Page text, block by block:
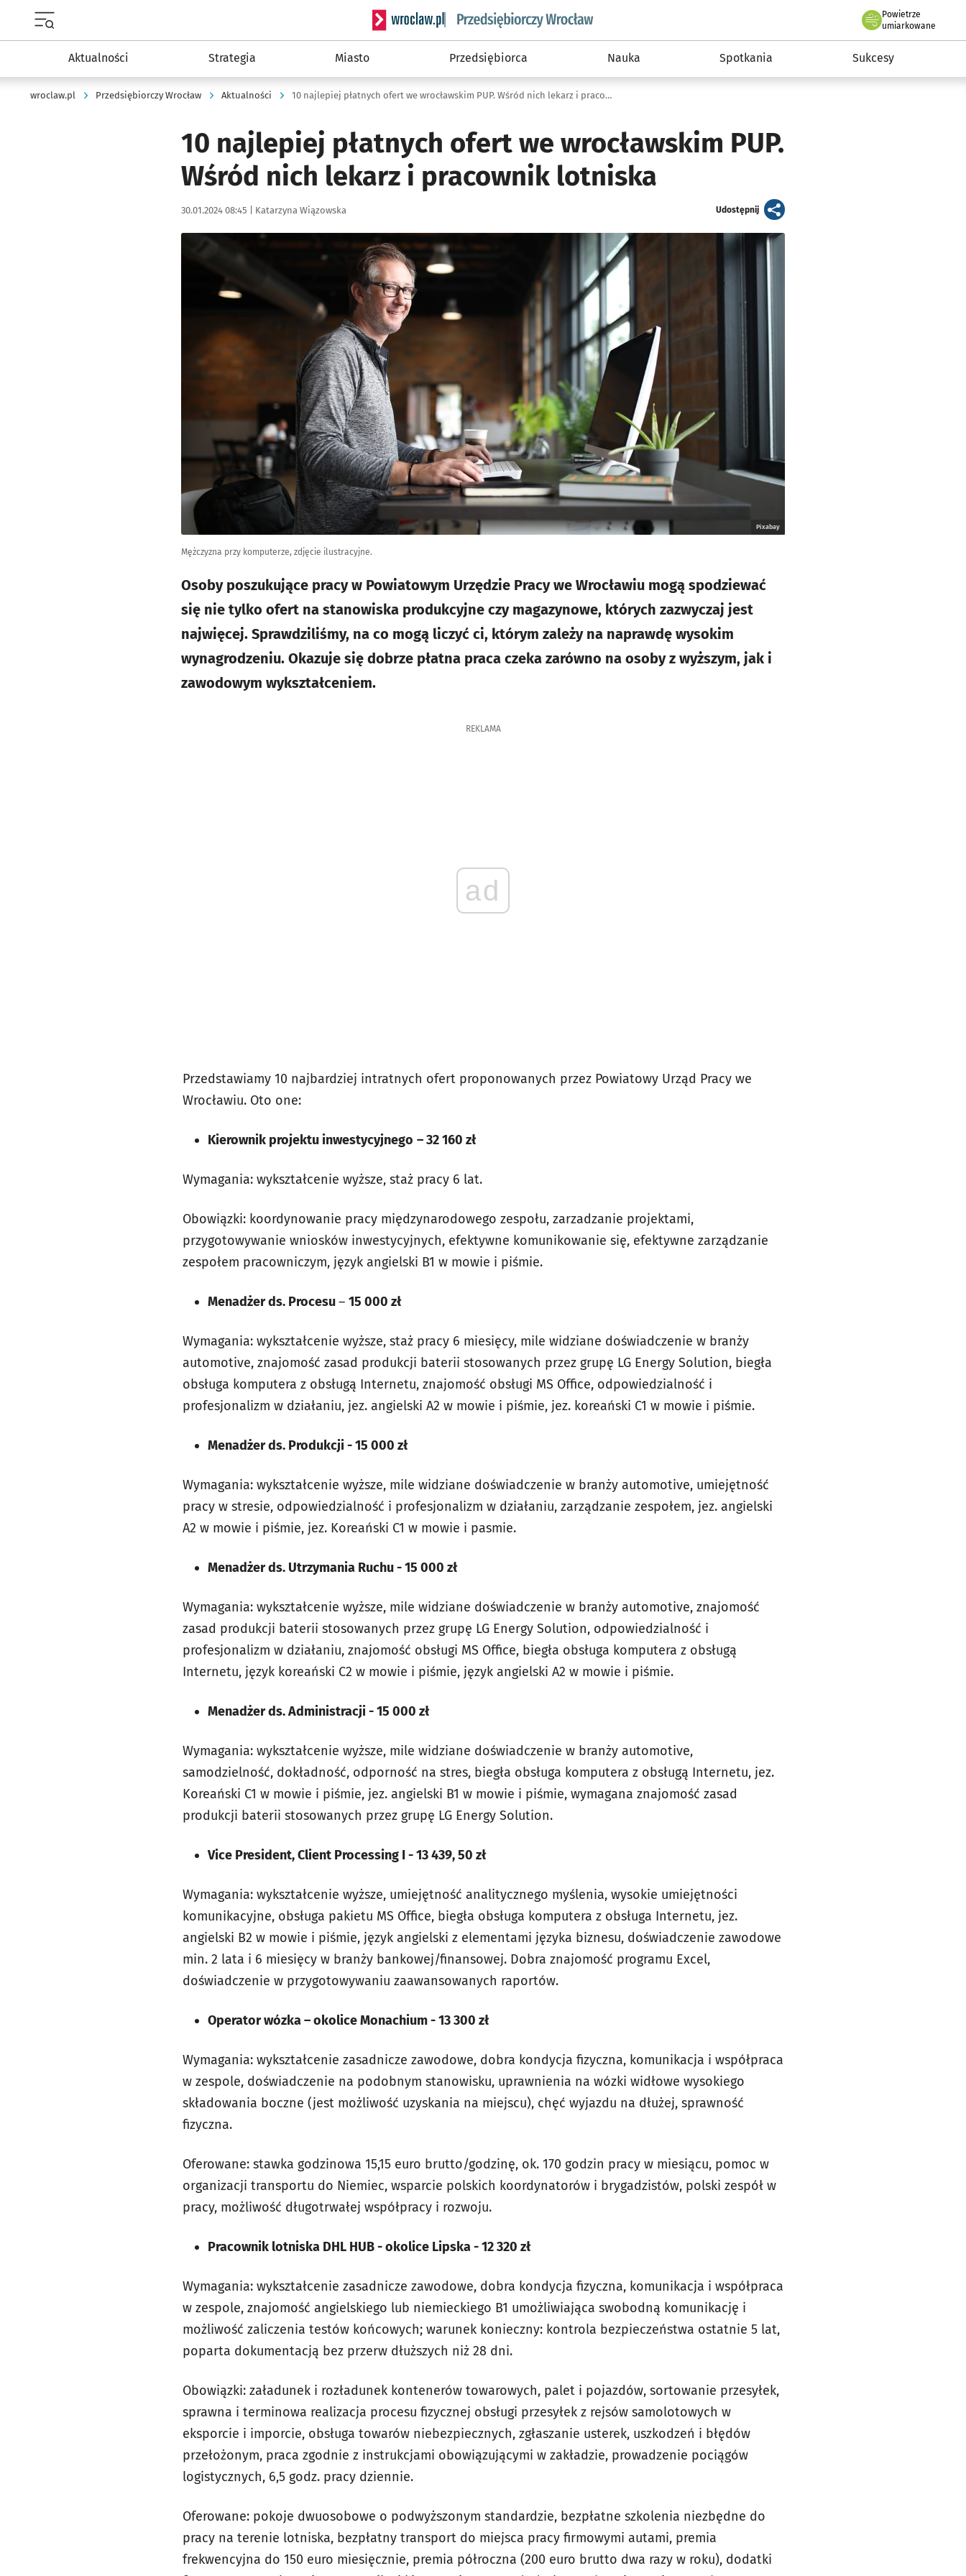
Serwis informacyjny wroclaw.pl podserwis: Strategia rozwoju przedsiębiorczości miasta Wrocławia
Powietrze
we Wrocławiu
umiarkowane
Aktualności Strategia Miasto Przedsiębiorca Nauka Spotkania Sukcesy
wroclaw.pl Przedsiębiorczy Wrocław Aktualności 10 najlepiej płatnych ofert we wrocławskim PUP. Wśród nich lekarz i pracownik lotniska
10 najlepiej płatnych ofert we wrocławskim PUP.
Wśród nich lekarz i pracownik lotniska
Data publikacji:
30.01.2024 08:45 | Autor:
Katarzyna Wiązowska Udostępnijartykuł
Kliknij, aby powiększyć
Pixabay
Mężczyzna przy komputerze, zdjęcie ilustracyjne.
Osoby poszukujące pracy w Powiatowym Urzędzie Pracy we Wrocławiu mogą spodziewać
się nie tylko ofert na stanowiska produkcyjne czy magazynowe, których zazwyczaj jest
najwięcej. Sprawdziliśmy, na co mogą liczyć ci, którym zależy na naprawdę wysokim
wynagrodzeniu. Okazuje się dobrze płatna praca czeka zarówno na osoby z wyższym, jak i
zawodowym wykształceniem.
REKLAMA
ad
Przedstawiamy 10 najbardziej intratnych ofert proponowanych przez Powiatowy Urząd Pracy we
Wrocławiu. Oto one:
Kierownik projektu inwestycyjnego – 32 160 zł
Wymagania: wykształcenie wyższe, staż pracy 6 lat.
Obowiązki: koordynowanie pracy międzynarodowego zespołu, zarzadzanie projektami,
przygotowywanie wniosków inwestycyjnych, efektywne komunikowanie się, efektywne zarządzanie
zespołem pracowniczym, język angielski B1 w mowie i piśmie.
Menadżer ds. Procesu– 15 000 zł
Wymagania: wykształcenie wyższe, staż pracy 6 miesięcy, mile widziane doświadczenie w branży
automotive, znajomość zasad produkcji baterii stosowanych przez grupę LG Energy Solution, biegła
obsługa komputera z obsługą Internetu, znajomość obsługi MS Office, odpowiedzialność i
profesjonalizm w działaniu, jez. angielski A2 w mowie i piśmie, jez. koreański C1 w mowie i piśmie.
Menadżer ds. Produkcji - 15 000 zł
Wymagania: wykształcenie wyższe, mile widziane doświadczenie w branży automotive, umiejętność
pracy w stresie, odpowiedzialność i profesjonalizm w działaniu, zarządzanie zespołem, jez. angielski
A2 w mowie i piśmie, jez. Koreański C1 w mowie i pasmie.
Menadżer ds. Utrzymania Ruchu - 15 000 zł
Wymagania: wykształcenie wyższe, mile widziane doświadczenie w branży automotive, znajomość
zasad produkcji baterii stosowanych przez grupę LG Energy Solution, odpowiedzialność i
profesjonalizm w działaniu, znajomość obsługi MS Office, biegła obsługa komputera z obsługą
Internetu, język koreański C2 w mowie i piśmie, język angielski A2 w mowie i piśmie.
Menadżer ds. Administracji - 15 000 zł
Wymagania: wykształcenie wyższe, mile widziane doświadczenie w branży automotive,
samodzielność, dokładność, odporność na stres, biegła obsługa komputera z obsługą Internetu, jez.
Koreański C1 w mowie i piśmie, jez. angielski B1 w mowie i piśmie, wymagana znajomość zasad
produkcji baterii stosowanych przez grupę LG Energy Solution.
Vice President, Client Processing I - 13 439, 50 zł
Wymagania: wykształcenie wyższe, umiejętność analitycznego myślenia, wysokie umiejętności
komunikacyjne, obsługa pakietu MS Office, biegła obsługa komputera z obsługa Internetu, jez.
angielski B2 w mowie i piśmie, język angielski z elementami języka biznesu, doświadczenie zawodowe
min. 2 lata i 6 miesięcy w branży bankowej/finansowej. Dobra znajomość programu Excel,
doświadczenie w przygotowywaniu zaawansowanych raportów.
Operator wózka – okolice Monachium - 13 300 zł
Wymagania: wykształcenie zasadnicze zawodowe, dobra kondycja fizyczna, komunikacja i współpraca
w zespole, doświadczenie na podobnym stanowisku, uprawnienia na wózki widłowe wysokiego
składowania boczne (jest możliwość uzyskania na miejscu), chęć wyjazdu na dłużej, sprawność
fizyczna.
Oferowane: stawka godzinowa 15,15 euro brutto/godzinę, ok. 170 godzin pracy w miesiącu, pomoc w
organizacji transportu do Niemiec, wsparcie polskich koordynatorów i brygadzistów, polski zespół w
pracy, możliwość długotrwałej współpracy i rozwoju.
Pracownik lotniska DHL HUB - okolice Lipska - 12 320 zł
Wymagania: wykształcenie zasadnicze zawodowe, dobra kondycja fizyczna, komunikacja i współpraca
w zespole, znajomość angielskiego lub niemieckiego B1 umożliwiająca swobodną komunikację i
możliwość zaliczenia testów końcowych; warunek konieczny: kontrola bezpieczeństwa ostatnie 5 lat,
poparta dokumentacją bez przerw dłuższych niż 28 dni.
Obowiązki: załadunek i rozładunek kontenerów towarowych, palet i pojazdów, sortowanie przesyłek,
sprawna i terminowa realizacja procesu fizycznej obsługi przesyłek z rejsów samolotowych w
eksporcie i imporcie, obsługa towarów niebezpiecznych, zgłaszanie usterek, uszkodzeń i błędów
przełożonym, praca zgodnie z instrukcjami obowiązującymi w zakładzie, prowadzenie pociągów
logistycznych, 6,5 godz. pracy dziennie.
Oferowane: pokoje dwuosobowe o podwyższonym standardzie, bezpłatne szkolenia niezbędne do
pracy na terenie lotniska, bezpłatny transport do miejsca pracy firmowymi autami, premia
frekwencyjna do 150 euro miesięcznie, premia półroczna (200 euro brutto dwa razy w roku), dodatki